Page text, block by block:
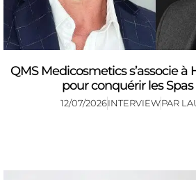
QMS Medicosmetics s’associe à
pour conquérir les
12/07/2026INTERVIEWPAR